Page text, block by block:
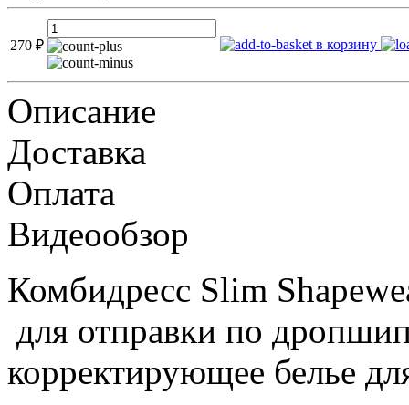
270 ₽ в корзину
Описание
Доставка
Оплата
Видеообзор
Комбидресс Slim
для отправки по
корректирующее белье